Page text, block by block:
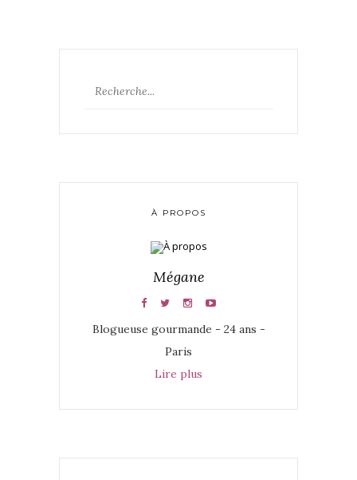
À PROPOS
Mégane
Blogueuse gourmande - 24 ans -
Paris
Lire plus